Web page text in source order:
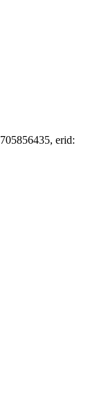
erid: